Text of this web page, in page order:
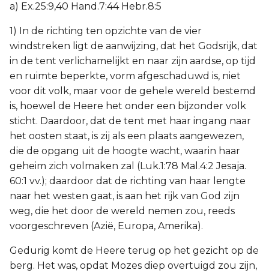
a) Ex.25:9,40 Hand.7:44 Hebr.8:5
1) In de richting ten opzichte van de vier
windstreken ligt de aanwijzing, dat het Godsrijk, dat
in de tent verlichamelijkt en naar zijn aardse, op tijd
en ruimte beperkte, vorm afgeschaduwd is, niet
voor dit volk, maar voor de gehele wereld bestemd
is, hoewel de Heere het onder een bijzonder volk
sticht. Daardoor, dat de tent met haar ingang naar
het oosten staat, is zij als een plaats aangewezen,
die de opgang uit de hoogte wacht, waarin haar
geheim zich volmaken zal (Luk.1:78 Mal.4:2 Jesaja.
60:1 vv.); daardoor dat de richting van haar lengte
naar het westen gaat, is aan het rijk van God zijn
weg, die het door de wereld nemen zou, reeds
voorgeschreven (Azië, Europa, Amerika).
Gedurig komt de Heere terug op het gezicht op de
berg. Het was, opdat Mozes diep overtuigd zou zijn,